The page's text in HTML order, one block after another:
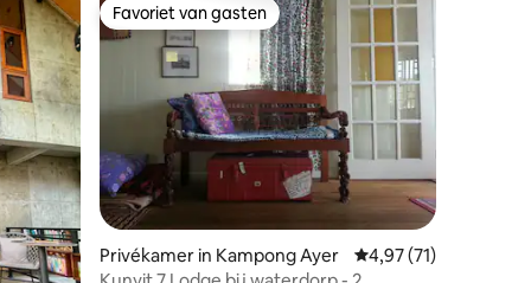
Favoriet van gasten
Favoriet van gasten
Privékamer in Kampong Ayer Gemiddelde
4,97 (71)